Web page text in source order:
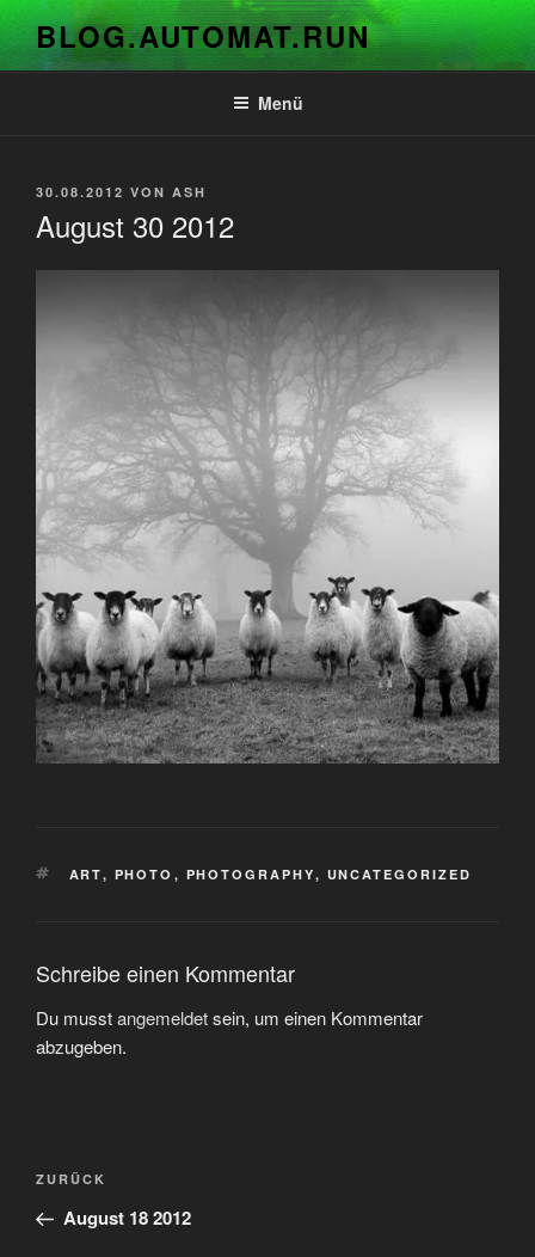
Zum
Inhalt
springen
BLOG.AUTOMAT.RUN
Menü
VERÖFFENTLICHT
30.08.2012 VON ASH
August 30 2012
SCHLAGWÖRTER
ART, PHOTO , PHOTOGRAPHY, UNCATEGORIZED
Schreibe einen Kommentar
Du musstangemeldetsein, um einen Kommentar
abzugeben.
Beitragsnavigation
Vorheriger
Beitrag
ZURÜCK
August 18 2012